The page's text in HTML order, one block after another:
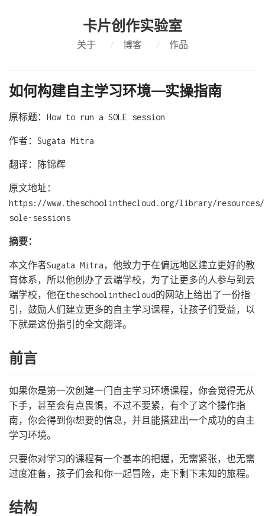
卡片创作实验室
关于 / 博客 / 作品
如何构建自主学习环境——实操指南
原标题：How to run a SOLE session
作者：Sugata Mitra
翻译：陈锦辉
原文地址：
https://www.theschoolinthecloud.org/library/
sole-sessions
摘要：
本文作者Sugata Mitra，他致力于在偏远地区建立更好的教
育体系，所以他创办了云端学校，为了让更多的人参与到云
端学校，他在theschoolinthecloud的网站上给出了一份指
引，鼓励人们建立更多的自主学习课程，让孩子们受益，以
下就是这份指引的全文翻译。
前言
如果你是第一次创建一门自主学习环境课程，你会觉得无从
下手，甚至会有点畏惧，不过不要紧，有个了这个操作指
南，你会得到你想要的信息，并且能搭建出一个成功的自主
学习环境。
只要你对学习的课程有一个基本的把握，无需紧张，也无需
过度准备，孩子们会和你一起冒险，走下剩下未知的旅程。
结构